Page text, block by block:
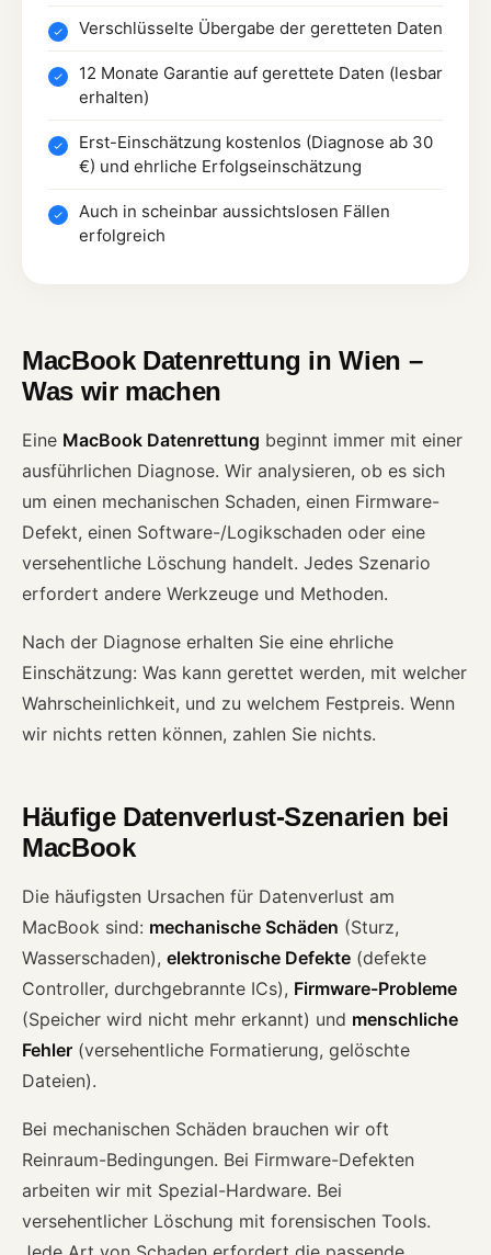
Verschlüsselte Übergabe der geretteten Daten
12 Monate Garantie auf gerettete Daten (lesbar
erhalten)
Erst-Einschätzung kostenlos (Diagnose ab 30
€) und ehrliche Erfolgseinschätzung
Auch in scheinbar aussichtslosen Fällen
erfolgreich
MacBook Datenrettung in Wien –
Was wir machen
Eine MacBook Datenrettung beginnt immer mit einer
ausführlichen Diagnose. Wir analysieren, ob es sich
um einen mechanischen Schaden, einen Firmware-
Defekt, einen Software-/Logikschaden oder eine
versehentliche Löschung handelt. Jedes Szenario
erfordert andere Werkzeuge und Methoden.
Nach der Diagnose erhalten Sie eine ehrliche
Einschätzung: Was kann gerettet werden, mit welcher
Wahrscheinlichkeit, und zu welchem Festpreis. Wenn
wir nichts retten können, zahlen Sie nichts.
Häufige Datenverlust-Szenarien bei
MacBook
Die häufigsten Ursachen für Datenverlust am
MacBook sind: mechanische Schäden (Sturz,
Wasserschaden), elektronische Defekte (defekte
Controller, durchgebrannte ICs), Firmware-Probleme
(Speicher wird nicht mehr erkannt) und menschliche
Fehler (versehentliche Formatierung, gelöschte
Dateien).
Bei mechanischen Schäden brauchen wir oft
Reinraum-Bedingungen. Bei Firmware-Defekten
arbeiten wir mit Spezial-Hardware. Bei
versehentlicher Löschung mit forensischen Tools.